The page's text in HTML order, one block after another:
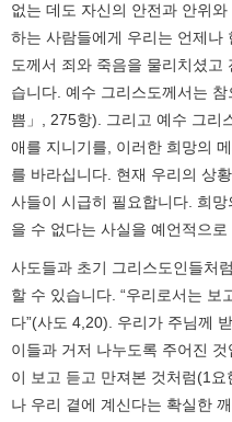
없는 데도 자신의 안전과 안위
하는 사람들에게 우리는 언제나
도께서 죄와 죽음을 물리치셨고
습니다. 예수 그리스도께서는
쁨」, 275항). 그리고 예수 그리
애를 지니기를, 이러한 희망의
를 바라십니다. 현재 우리의 상
사들이 시급히 필요합니다. 희
을 수 없다는 사실을 예언적으로
사도들과 초기 그리스도인들처
할 수 있습니다. “우리로서는 보
다”(사도 4,20). 우리가 주님께
이들과 거저 나누도록 주어진
이 보고 듣고 만져본 것처럼(1
나 우리 곁에 계신다는 확실한